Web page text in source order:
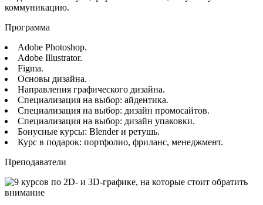
коммуникацию.
Программа
Adobe Photoshop.
Adobe Illustrator.
Figma.
Основы дизайна.
Направления графического дизайна.
Специализация на выбор: айдентика.
Специализация на выбор: дизайн промосайтов.
Специализация на выбор: дизайн упаковки.
Бонусные курсы: Blender и ретушь.
Курс в подарок: портфолио, фриланс, менеджмент.
Преподаватели